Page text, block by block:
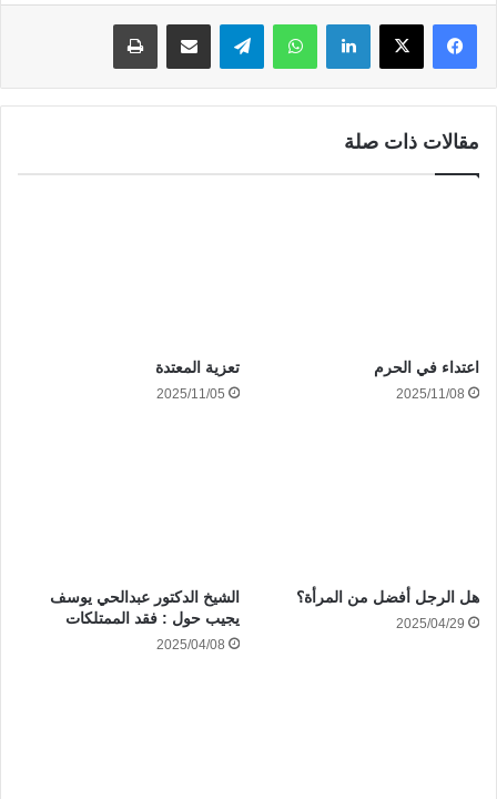
لينكدإن واتساب
مقالات ذات صلة
اعتداء في الحرم
2025/11/08
تعزية المعتدة
2025/11/05
هل الرجل أفضل من المرأة؟
2025/04/29
الشيخ الدكتور عبدالحي يوسف
يجيب حول : فقد الممتلكات
2025/04/08